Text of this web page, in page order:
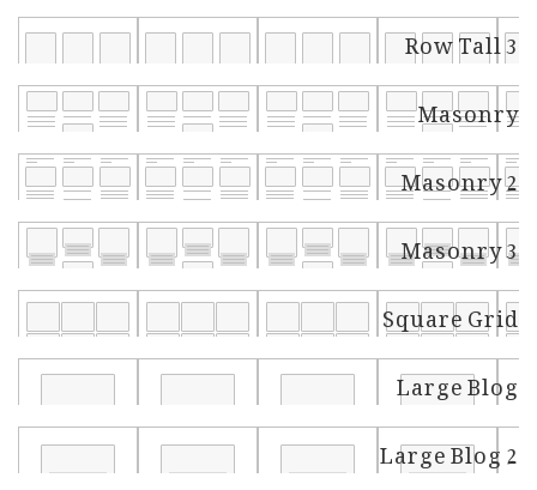
Row Tall 3
Masonry
Masonry 2
Masonry 3
Square Grid
Large Blog
Large Blog 2